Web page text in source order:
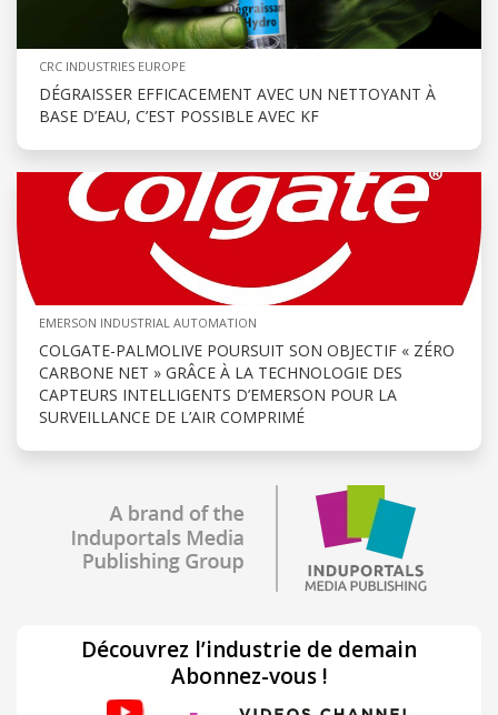
CRC INDUSTRIES EUROPE
DÉGRAISSER EFFICACEMENT AVEC UN NETTOYANT À
BASE D’EAU, C’EST POSSIBLE AVEC KF
EMERSON INDUSTRIAL AUTOMATION
COLGATE-PALMOLIVE POURSUIT SON OBJECTIF « ZÉRO
CARBONE NET » GRÂCE À LA TECHNOLOGIE DES
CAPTEURS INTELLIGENTS D’EMERSON POUR LA
SURVEILLANCE DE L’AIR COMPRIMÉ
Découvrez l’industrie de demain
Abonnez-vous !